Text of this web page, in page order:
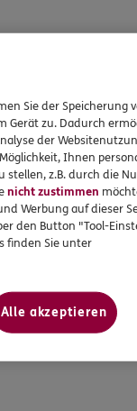
Sie der Speicherung
Gerät zu. Dadurch
der
Ihnen
stellen, z.B. durch die
nicht zustimmen
Werbung auf dieser
den Button "Tool-
finden Sie unter
Alle akzeptieren